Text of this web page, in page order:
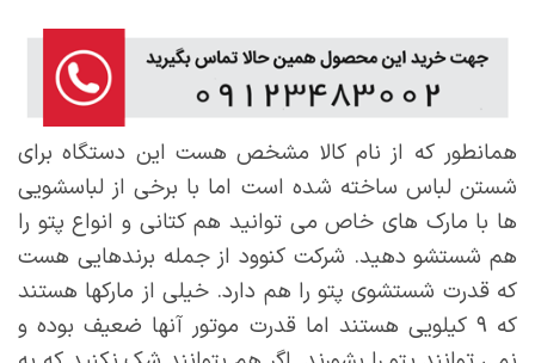
همانطور که از نام کالا مشخص هست این دستگاه برای
شستن لباس ساخته شده است اما با برخی از لباسشویی
ها با مارک های خاص می توانید هم کتانی و انواع پتو را
هم شستشو دهید. شرکت کنوود از جمله برندهایی هست
که قدرت شستشوی پتو را هم دارد. خیلی از مارکها هستند
که ۹ کیلویی هستند اما قدرت موتور آنها ضعیف بوده و